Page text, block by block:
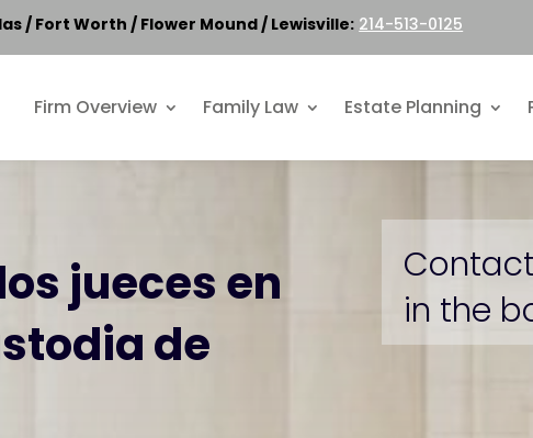
/ Fort Worth / Flower Mound / Lewisville: 214-513-0125
Firm Overview Family Law Estate Planning
jueces en
de
in the